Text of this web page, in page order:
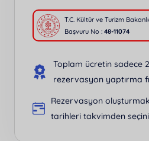
T.C. Kültür ve Turizm
Başvuru No : 48-11074
Toplam ücretin sadece
rezervasyon yaptırma
Rezervasyon
tarihleri takvimden